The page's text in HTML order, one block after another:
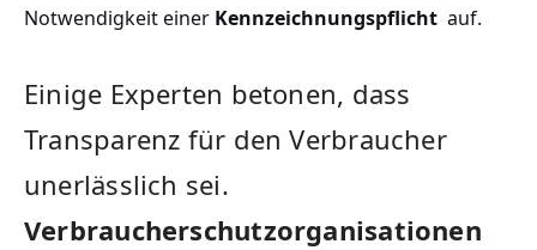
Notwendigkeit einer Kennzeichnungspflicht ​ auf.
Einige Experten betonen, dass‌
Transparenz für den ‍Verbraucher
unerlässlich sei.
Verbraucherschutzorganisationen